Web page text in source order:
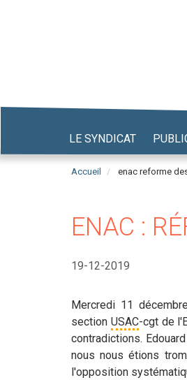
LE SYNDICAT
Accueil enac reforme
ENAC :
19-12-2019
Mercredi 11
section USAC-cgt de
contradictions.
nous nous étions
l'opposition